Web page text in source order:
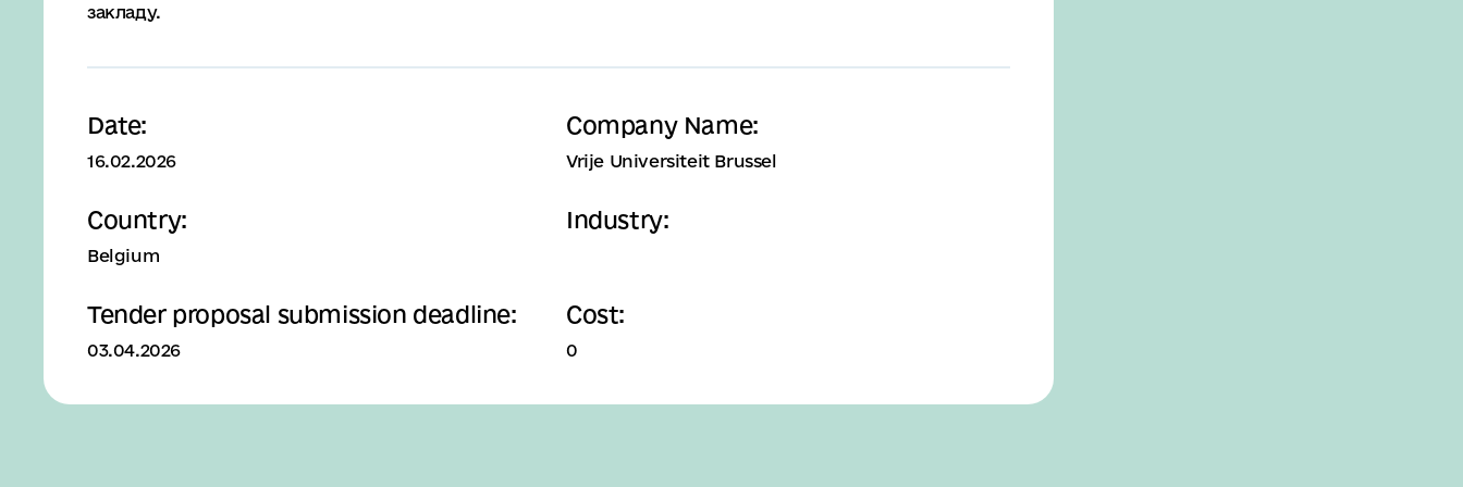
закладу.
Date:
16.02.2026
Company Name:
Vrije Universiteit Brussel
Country:
Belgium
Industry:
Tender proposal submission deadline:
03.04.2026
Cost:
0